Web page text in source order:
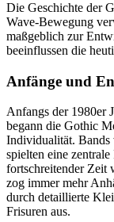
Die Geschichte der
Wave-Bewegung
maßgeblich zur
beeinflussen die
Anfänge und
Anfangs der 1980er
begann die Gothic
Individualität. Bands
spielten eine
fortschreitender Zeit
zog immer mehr
durch detaillierte
Frisuren aus.